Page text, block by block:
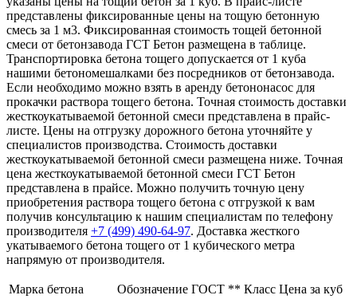
представлены фиксированные цены на тощую бетонную
смесь за 1 м3. Фиксированная стоимость тощей бетонной
смеси от бетонзавода ГСТ Бетон размещена в таблице.
Транспортировка бетона тощего допускается от 1 куба
нашими бетономешалками без посредников от бетонзавода.
Если необходимо можно взять в аренду бетононасос для
прокачки раствора тощего бетона. Точная стоимость доставки
жесткоукатываемой бетонной смеси представлена в прайс-
листе. Цены на отгрузку дорожного бетона уточняйте у
специалистов производства. Стоимость доставки
жесткоукатываемой бетонной смеси размещена ниже. Точная
цена жесткоукатываемой бетонной смеси ГСТ Бетон
представлена в прайсе. Можно получить точную цену
приобретения раствора тощего бетона с отгрузкой к вам
получив консультацию к нашим специалистам по телефону
производителя +7 (499) 490-64-97. Доставка жесткого
укатываемого бетона тощего от 1 кубического метра
напрямую от производителя.
Марка бетона Обозначение ГОСТ ** Класс Цена за куб